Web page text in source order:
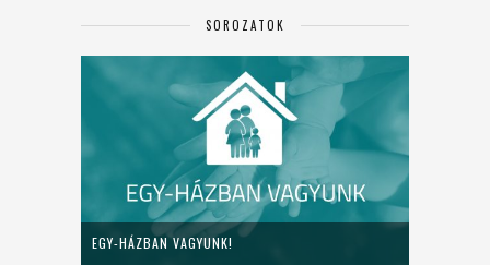
SOROZATOK
EGY-HÁZBAN VAGYUNK!